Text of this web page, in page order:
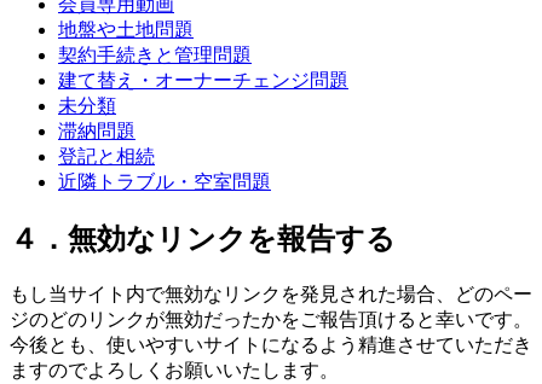
会員専用動画
地盤や土地問題
契約手続きと管理問題
建て替え・オーナーチェンジ問題
未分類
滞納問題
登記と相続
近隣トラブル・空室問題
４．無効なリンクを報告する
もし当サイト内で無効なリンクを発見された場合、どのペー
ジのどのリンクが無効だったかをご報告頂けると幸いです。
今後とも、使いやすいサイトになるよう精進させていただき
ますのでよろしくお願いいたします。